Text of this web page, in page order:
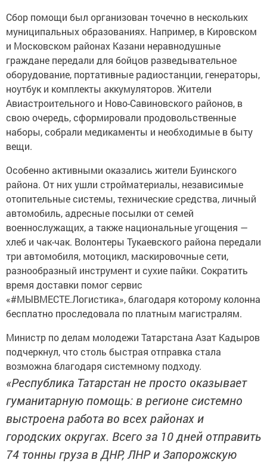
Сбор помощи был организован точечно в нескольких
муниципальных образованиях. Например, в Кировском
и Московском районах Казани неравнодушные
граждане передали для бойцов разведывательное
оборудование, портативные радиостанции, генераторы,
ноутбук и комплекты аккумуляторов. Жители
Авиастроительного и Ново-Савиновского районов, в
свою очередь, сформировали продовольственные
наборы, собрали медикаменты и необходимые в быту
вещи.
Особенно активными оказались жители Буинского
района. От них ушли стройматериалы, независимые
отопительные системы, технические средства, личный
автомобиль, адресные посылки от семей
военнослужащих, а также национальные угощения —
хлеб и чак-чак. Волонтеры Тукаевского района передали
три автомобиля, мотоцикл, маскировочные сети,
разнообразный инструмент и сухие пайки. Сократить
время доставки помог сервис
«#МЫВМЕСТЕ.Логистика», благодаря которому колонна
бесплатно проследовала по платным магистралям.
Министр по делам молодежи Татарстана Азат Кадыров
подчеркнул, что столь быстрая отправка стала
возможна благодаря системному подходу.
«Республика Татарстан не просто оказывает
гуманитарную помощь: в регионе системно
выстроена работа во всех районах и
городских округах. Всего за 10 дней отправить
74 тонны груза в ДНР, ЛНР и Запорожскую